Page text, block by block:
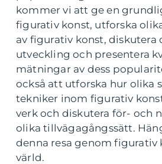
kommer vi att ge en
figurativ konst, utforska
av figurativ konst, diskutera
utveckling och presentera
mätningar av dess
också att utforska hur olika
tekniker inom figurativ
verk och diskutera för- och
olika tillvägagångssätt.
denna resa genom figurativ
värld.